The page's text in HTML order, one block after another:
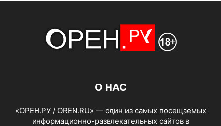
О НАС
«ОРЕН.РУ / OREN.RU» — один из самых посещаемых
информационно-развлекательных сайтов в